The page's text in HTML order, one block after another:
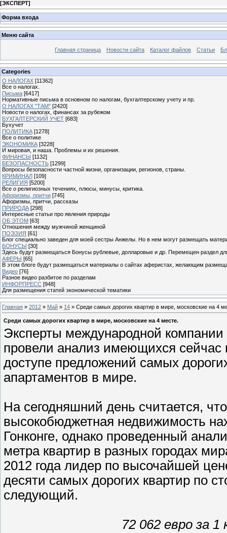
[ЭКСПЕРТ]
Форма входа
Меню сайта
Главная страница Новости сайта Каталог файлов Статьи
Categories
О НАЛОГАХ [11362]
Все о налогах.
Письма [6417]
Нормативные письма в основном по налогам, бухгалтерскому учету и пр.
О НАЛОГАХ "ТАМ" [2420]
Новости о налогах, финансах за рубежом
БУХГАЛТЕРСКИЙ УЧЕТ [683]
Бухучет
ПОЛИТИКА [1278]
Все о политике
ЭКОНОМИКА [3228]
И мировая, и наша. Проблемы и их решения.
ФИНАНСЫ [1132]
БЕЗОПАСНОСТЬ [1299]
Вопросы безопасности частной жизни, организации, регионов, страны.
КРИМИНАЛ [109]
РЕЛИГИЯ [5200]
Все о религиозных течениях, плюсы, минусы, критика.
Афоризмы, притчи [745]
Афоризмы, притчи, рассказы
ПРИРОДА [298]
Интересные статьи про явления природы
ОБ ЭТОМ [63]
Отношения между мужчиной женщиной
ПОЭЗИЯ [61]
Блог специально заведен для моей сестры Анжелы. Но в нем могут размещать
БОНУСЫ [30]
Здесь будут размещаться Бонусы рублевые, долларовые и др. Перемещен раздел
АФЕРЫ [65]
В этом блоге будут размещаться материалы о сайтах аферистах, желающим
Видео [76]
Разное видео разбитое по разделам
ИНФОРПРЕСС [948]
Для размещения статей экономической тематики
Главная » 2012 » Май » 14 » Среди самых дорогих квартир в мире, московские на 4
Среди самых дорогих квартир в мире, московские на 4 месте.
Эксперты международной компании
провели анализ имеющихся сейчас
доступе предложений самых
апартаментов в мире.
На сегодняшний день считается,
высокобюджетная недвижимость
Гонконге, однако проведенный
метра квартир в разных городах
2012 года лидер по высочайшей
десяти самых дорогих квартир по
следующий.
72 062 евро за